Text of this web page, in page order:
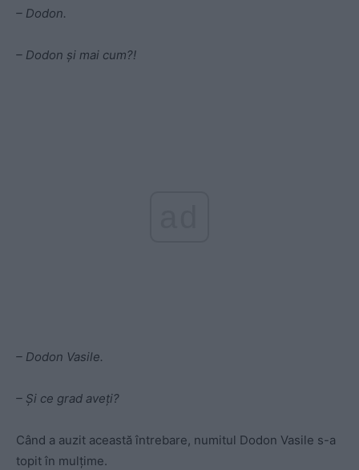
– Dodon.
– Dodon şi mai cum?!
– Dodon Vasile.
– Şi ce grad aveţi?
Când a auzit această întrebare, numitul Dodon Vasile s-a
topit în mulţime.